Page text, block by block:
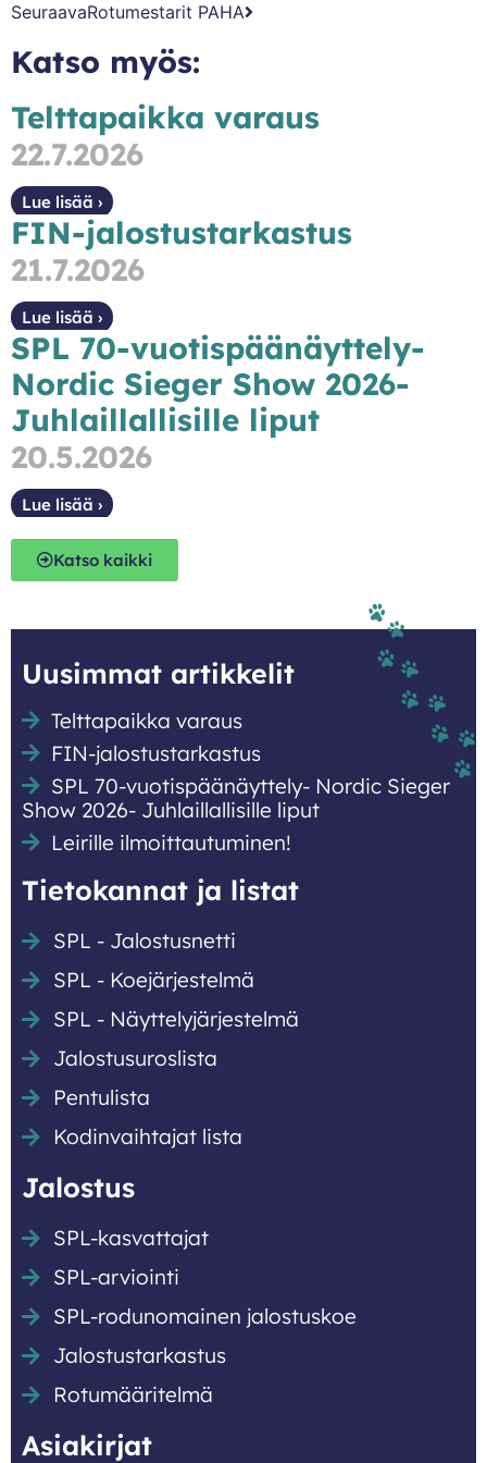
SeuraavaRotumestarit PAHA
Katso myös:
Telttapaikka varaus
22.7.2026
Lue lisää ›
FIN-jalostustarkastus
21.7.2026
Lue lisää ›
SPL 70-vuotispäänäyttely-
Nordic Sieger Show 2026-
Juhlaillallisille liput
20.5.2026
Lue lisää ›
Katso kaikki
Uusimmat artikkelit
Telttapaikka varaus
FIN-jalostustarkastus
SPL 70-vuotispäänäyttely- Nordic Sieger
Show 2026- Juhlaillallisille liput
Leirille ilmoittautuminen!
Tietokannat ja listat
SPL - Jalostusnetti
SPL - Koejärjestelmä
SPL - Näyttely­järjestelmä
Jalostusuroslista
Pentulista
Kodinvaihtajat lista
Jalostus
SPL-kasvattajat
SPL-arviointi
SPL-rodunomainen jalostuskoe
Jalostustarkastus
Rotumääritelmä
Asiakirjat